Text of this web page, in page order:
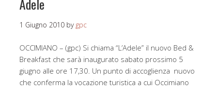
Adele
1 Giugno 2010 by gpc
OCCIMIANO – (gpc) Si chiama “L’Adele” il nuovo Bed &
Breakfast che sarà inaugurato sabato prossimo 5
giugno alle ore 17,30. Un punto di accoglienza nuovo
che conferma la vocazione turistica a cui Occimiano